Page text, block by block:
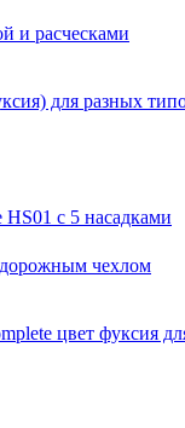
для разных
с 5 насадками
цвет фуксия